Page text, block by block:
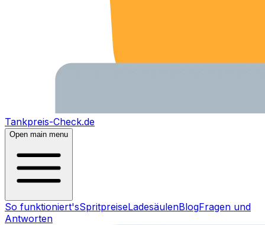
Tankpreis-Check.de
Open main menu
So funktioniert'sSpritpreiseLadesäulenBlogFragen und
Antworten